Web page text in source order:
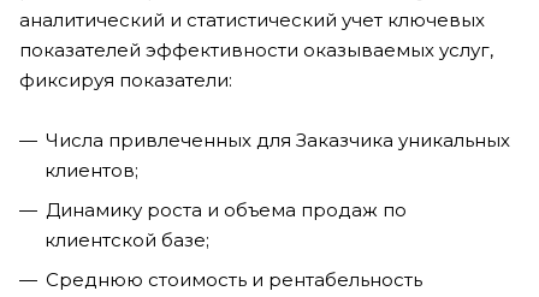
аналитический и статистический учет ключевых
показателей эффективности оказываемых услуг,
фиксируя показатели:
Числа привлеченных для Заказчика уникальных
клиентов;
Динамику роста и объема продаж по
клиентской базе;
Среднюю стоимость и рентабельность